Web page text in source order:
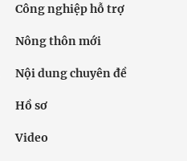
Công nghiệp hỗ trợ
Nông thôn mới
Nội dung chuyên đề
Hồ sơ
Video